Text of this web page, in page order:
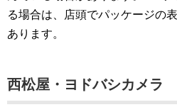
る場合は、店頭でパッケージの
あります。
西松屋・ヨドバシカメラ